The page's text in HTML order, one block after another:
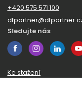
+420 575 571 100
Sledujte nás
Ke stažení